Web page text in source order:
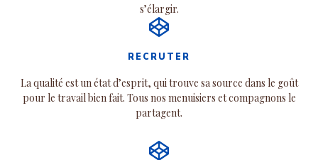
s’élargir.
RECRUTER
La qualité est un état d’esprit, qui trouve sa source dans le goût
pour le travail bien fait. Tous nos menuisiers et compagnons le
partagent.